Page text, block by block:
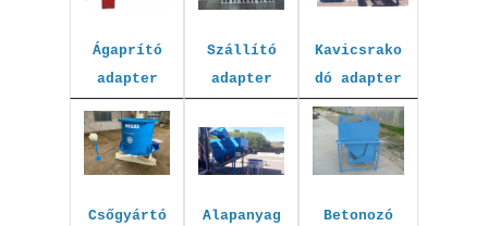
Ágaprító
adapter
Szállító
adapter
Kavicsrako
dó adapter
Csőgyártó
Alapanyag
Betonozó